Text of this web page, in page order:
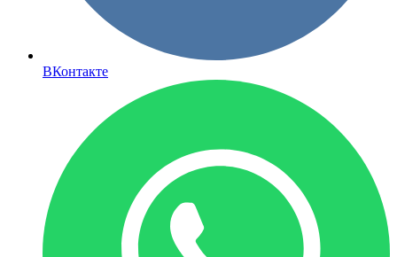
ВКонтакте